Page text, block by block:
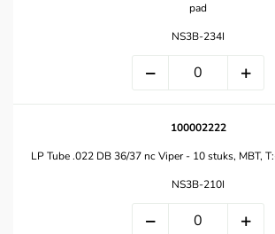
pad
NS3B-234I
100002222
LP Tube .022 DB 36/37 nc Viper - 10 stuks, MBT,
NS3B-210I